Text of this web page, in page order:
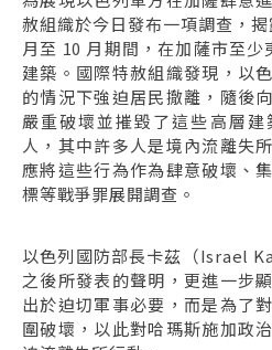
赦組織於今日發布一項調查，
月至 10 月期間，在加薩市至
建築。國際特赦組織發現，以
的情況下強迫居民撤離，隨後
嚴重破壞並摧毀了這些高層
人，其中許多人是境內流離失
應將這些行為作為肆意破壞、
標等戰爭罪展開調查。
以色列國防部長卡茲（Israel
之後所發表的聲明，更進一步
出於迫切軍事必要，而是為了
圍破壞，以此對哈瑪斯施加政